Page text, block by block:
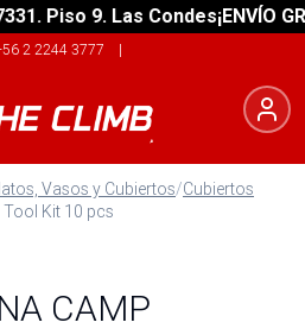
Piso 9. Las Condes¡ENVÍO
2 2244 3777 |
Vasos y Cubiertos/Cubiertos
Kit 10 pcs
CAMP